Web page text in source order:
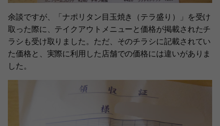
余談ですが、「ナポリタン目玉焼き（テラ盛り）」を受け
取った際に、テイクアウトメニューと価格が掲載されたチ
ラシも受け取りました。ただ、そのチラシに記載されてい
た価格と、実際に利用した店舗での価格には違いがありま
した。